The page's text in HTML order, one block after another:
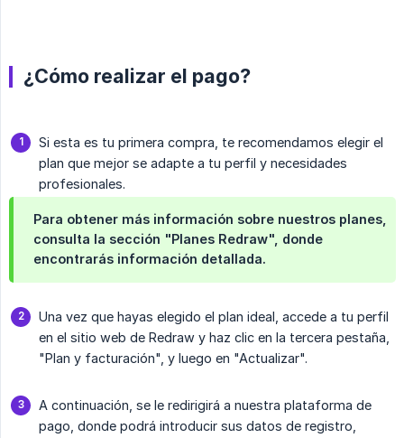
¿Cómo realizar el pago?
Si esta es tu primera compra, te recomendamos elegir el
plan que mejor se adapte a tu perfil y necesidades
profesionales.
Para obtener más información sobre nuestros planes,
consulta la sección "Planes Redraw", donde
encontrarás información detallada.
Una vez que hayas elegido el plan ideal, accede a tu perfil
en el sitio web de Redraw y haz clic en la tercera pestaña,
"Plan y facturación", y luego en "Actualizar".
A continuación, se le redirigirá a nuestra plataforma de
pago, donde podrá introducir sus datos de registro,